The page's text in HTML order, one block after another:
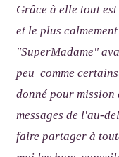
Grâce à elle tout
et le plus
"SuperMadame"
peu comme
donné pour mission
messages de l'au-
faire partager à